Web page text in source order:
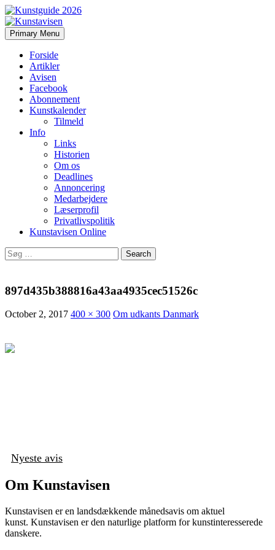
Kunstavisen
Search
Primary Menu Skip
to
Forside
Artikler
Avisen
Facebook
Abonnement
Kunstkalender
Tilmeld
Info
Links
Historien
Om os
Deadlines
Annoncering
Medarbejdere
Læserprofil
Privatlivspolitik
Kunstavisen Online
Search
for:
897d435b388816a43aa4935cec51526c
October 2, 2017 400 × 300 Om udkants Danmark
Nyeste avis
Om Kunstavisen
Kunstavisen er en landsdækkende månedsavis om aktuel
kunst. Kunstavisen er den naturlige platform for kunstinteresserede
danskere.